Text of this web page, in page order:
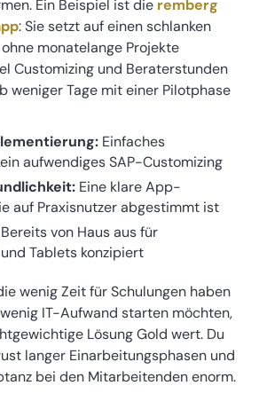
Ein Beispiel ist die remberg
: Sie setzt auf einen schlanken
monatelange Projekte
Customizing und Beraterstunden
weniger Tage mit einer Pilotphase
Einfaches
aufwendiges SAP-Customizing
Eine klare App-
auf Praxisnutzer abgestimmt ist
Bereits von Haus aus für
Tablets konzipiert
wenig Zeit für Schulungen haben
IT-Aufwand starten möchten,
Lösung Gold wert. Du
langer Einarbeitungsphasen und
bei den Mitarbeitenden enorm.